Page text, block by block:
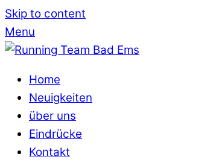
Skip to content
Menu
Home
Neuigkeiten
über uns
Eindrücke
Kontakt